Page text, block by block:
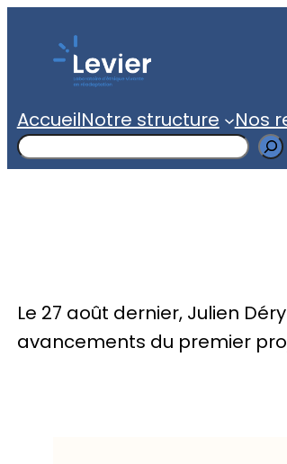
AccueilNotre structure Nos
Search
Le 27 août dernier, Julien
avancements du premier